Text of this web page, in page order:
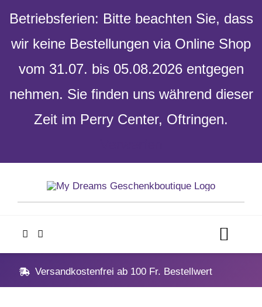
Betriebsferien: Bitte beachten Sie, dass
wir keine Bestellungen via Online Shop
vom 31.07. bis 05.08.2026 entgegen
nehmen. Sie finden uns während dieser
Zeit im Perry Center, Oftringen.
content
Home
Versandkostenfrei ab 100 Fr. Bestellwert